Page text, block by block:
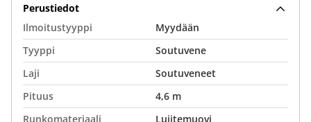
Perustiedot
Ilmoitustyyppi
Myydään
Tyyppi
Soutuvene
Laji
Soutuveneet
Pituus
4,6 m
Runkomateriaali
Lujitemuovi